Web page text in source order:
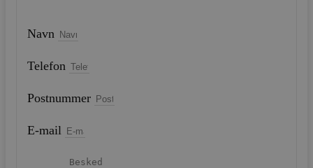
Navn
Telefon
Postnummer
E-mail